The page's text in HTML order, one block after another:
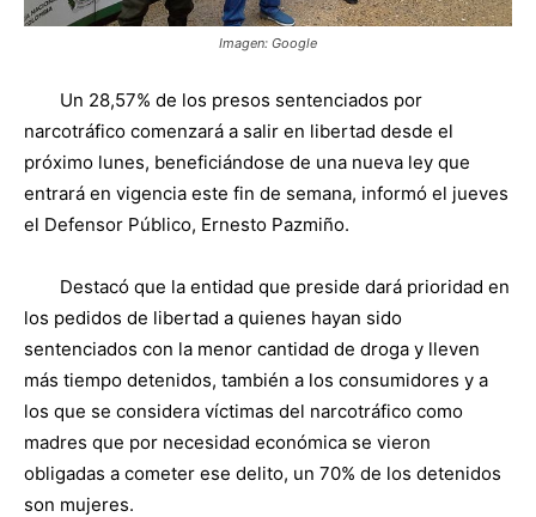
Imagen: Google
Un 28,57% de los presos sentenciados por
narcotráfico comenzará a salir en libertad desde el
próximo lunes, beneficiándose de una nueva ley que
entrará en vigencia este fin de semana, informó el jueves
el Defensor Público, Ernesto Pazmiño.
Destacó que la entidad que preside dará prioridad en
los pedidos de libertad a quienes hayan sido
sentenciados con la menor cantidad de droga y lleven
más tiempo detenidos, también a los consumidores y a
los que se considera víctimas del narcotráfico como
madres que por necesidad económica se vieron
obligadas a cometer ese delito, un 70% de los detenidos
son mujeres.